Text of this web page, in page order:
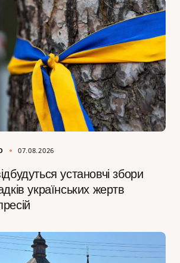
07.08.2026
установчі збори
українських жертв